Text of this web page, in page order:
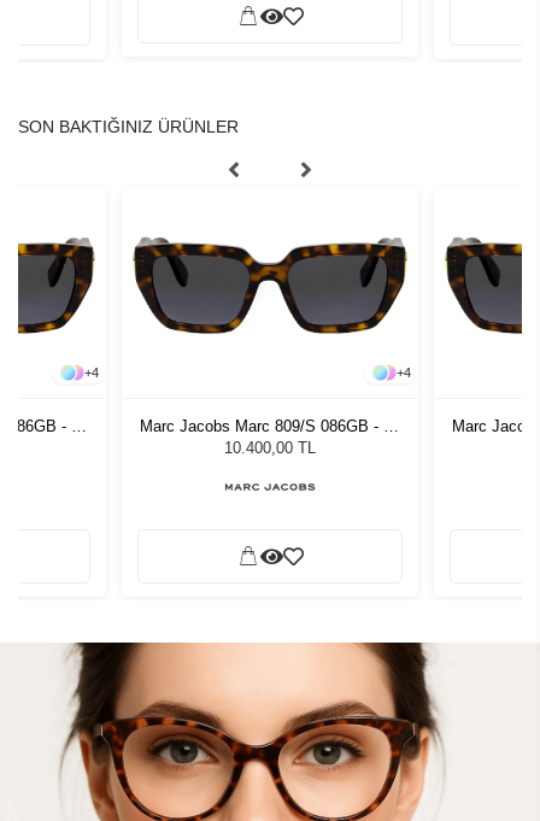
SON BAKTIĞINIZ ÜRÜNLER
+4
086GB - 54
+4
Marc Jacobs Marc 809/S 086GB - 54
Kadın Güneş Gözlüğü
10.400,00 TL
Marc